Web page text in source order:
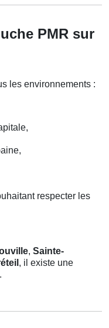
PMR sur
les environnements :
respecter les
, Sainte-
, il existe une